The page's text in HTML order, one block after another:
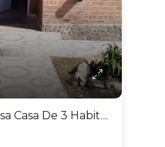
Venta De Hermosa Casa De 3 Habitaciones En Merlo, A 8 Cuadras Del Centro.